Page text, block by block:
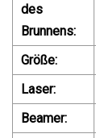
des
Brunnens:
Größe:
Laser:
Beamer: